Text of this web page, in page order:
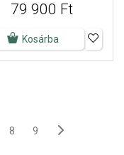
79 900 Ft
Kosárba
8 9